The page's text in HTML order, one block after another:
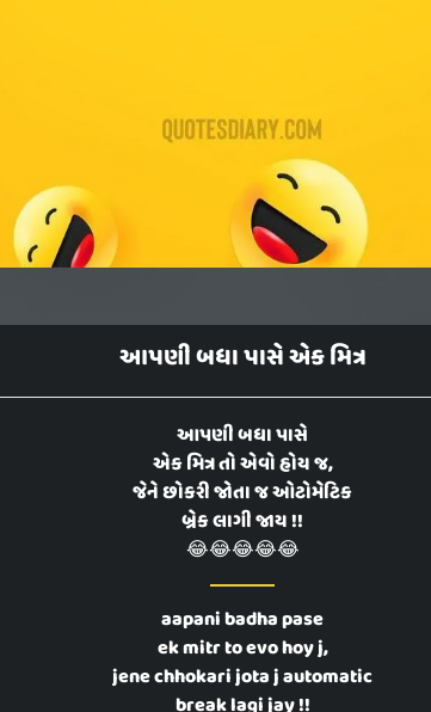
આપણી બધા પાસે એક મિત્ર
આપણી બધા પાસે
એક મિત્ર તો એવો હોય જ,
જેને છોકરી જોતા જ ઓટોમેટિક
બ્રેક લાગી જાય !!
😂😂😂😂😂
aapani badha pase
ek mitr to evo hoy j,
jene chhokari jota j automatic